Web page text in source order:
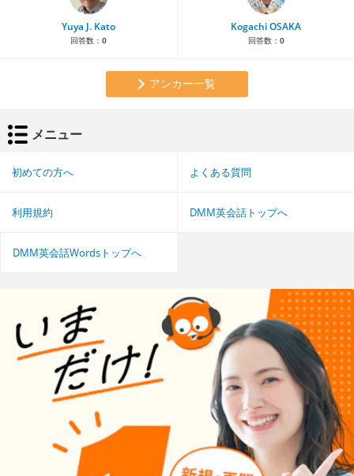
Yuya J. Kato
回答数： 0
Kogachi OSAKA
回答数： 0
アンカー一覧
メニュー
初めての方へ よくある質問
利用規約 DMM英会話トップへ
DMM英会話Wordsトップへ